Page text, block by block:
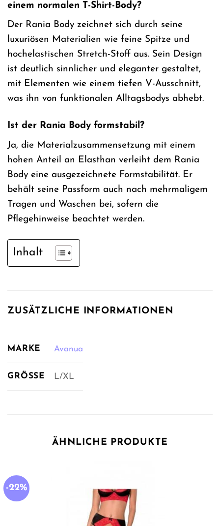
einem normalen T-Shirt-Body?
Der Rania Body zeichnet sich durch seine
luxuriösen Materialien wie feine Spitze und
hochelastischen Stretch-Stoff aus. Sein Design
ist deutlich sinnlicher und eleganter gestaltet,
mit Elementen wie einem tiefen V-Ausschnitt,
was ihn von funktionalen Alltagsbodys abhebt.
Ist der Rania Body formstabil?
Ja, die Materialzusammensetzung mit einem
hohen Anteil an Elasthan verleiht dem Rania
Body eine ausgezeichnete Formstabilität. Er
behält seine Passform auch nach mehrmaligem
Tragen und Waschen bei, sofern die
Pflegehinweise beachtet werden.
Inhalt
ZUSÄTZLICHE INFORMATIONEN
MARKE Avanua
GRÖSSE L/XL
ÄHNLICHE PRODUKTE
-22%